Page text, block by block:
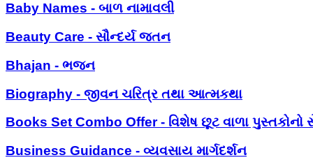
Baby Names - બાળ નામાવલી
Beauty Care - સૌન્દર્ય જતન
Bhajan - ભજન
Biography - જીવન ચરિત્ર તથા આત્મકથા
Books Set Combo Offer - વિશેષ છૂટ વાળા પુસ્તકોનો
Business Guidance - વ્યવસાય માર્ગદર્શન